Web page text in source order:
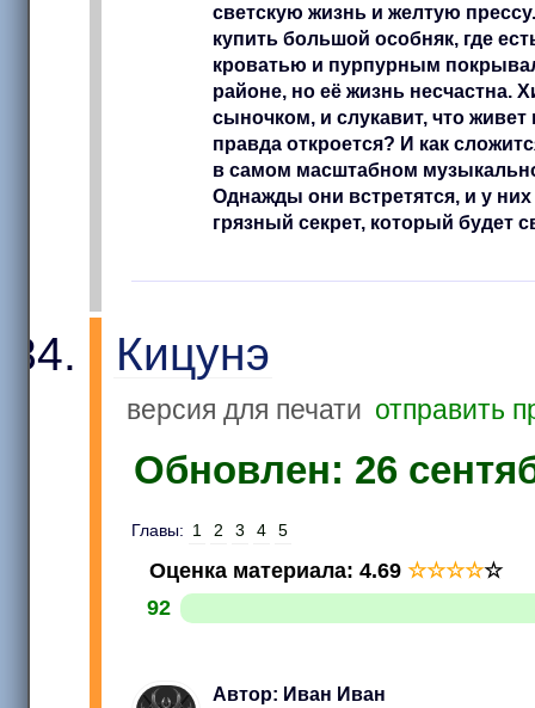
светскую жизнь и желтую
купить большой особняк, где
кроватью и пурпурным
районе, но её жизнь несчастна.
сыночком, и слукавит, что
правда откроется? И как
в самом масштабном
Однажды они встретятся, и у
грязный секрет, который будет
Кицунэ
версия для печати отправить
Обновлен: 26
Главы: 1 2 3 4 5
Оценка материала: 4.69 ☆☆☆☆☆
92
Автор: Иван Иван